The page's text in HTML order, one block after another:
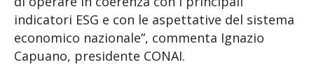
indicatori ESG e con le aspettative del sistema
economico nazionale”, commenta Ignazio
Capuano, presidente CONAI.